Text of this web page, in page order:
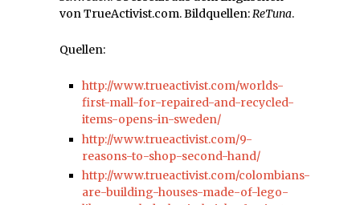
von TrueActivist.com. Bildquellen:ReTuna.
Quellen:
http://www.trueactivist.com/worlds-
first-mall-for-repaired-and-recycled-
items-opens-in-sweden/
http://www.trueactivist.com/9-
reasons-to-shop-second-hand/
http://www.trueactivist.com/colombians-
are-building-houses-made-of-lego-